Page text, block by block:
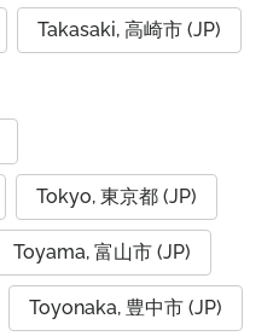
Takasaki, 高崎市 (JP)
Tokyo, 東京都 (JP)
Toyama, 富山市 (JP)
Toyonaka, 豊中市 (JP)